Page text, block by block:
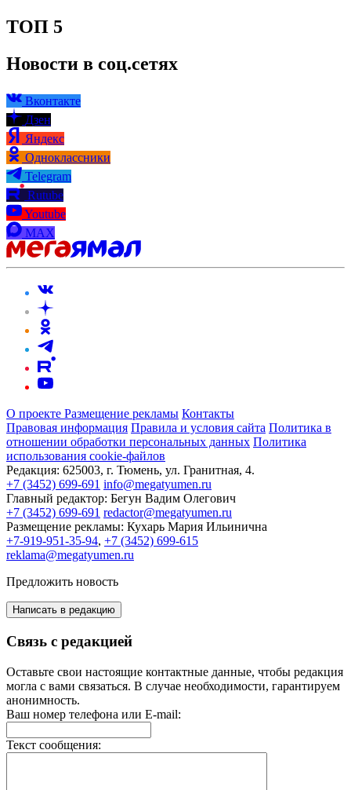
ТОП 5
Новости в соц.сетях
Вконтакте
Дзен
Яндекс
Одноклассники
Telegram
Rutube
Youtube
MAX
О проекте Размещение рекламы Контакты
Правовая информация Правила и условия сайта Политика в
отношении обработки персональных данных Политика
использования cookie-файлов
Редакция: 625003, г. Тюмень, ул. Гранитная, 4.
+7 (3452) 699-691 info@megatyumen.ru
Главный редактор: Бегун Вадим Олегович
+7 (3452) 699-691 redactor@megatyumen.ru
Размещение рекламы: Кухарь Мария Ильинична
+7-919-951-35-94, +7 (3452) 699-615
reklama@megatyumen.ru
Предложить новость
Написать в редакцию
Связь с редакцией
Оставьте свои настоящие контактные данные, чтобы редакция
могла с вами связаться. В случае необходимости, гарантируем
анонимность.
Ваш номер телефона или E-mail:
Текст сообщения: